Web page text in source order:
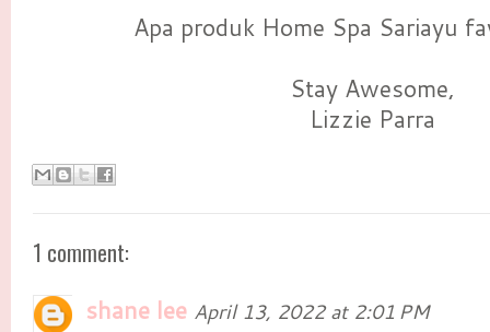
Apa produk Home Spa Sariayu
Stay Awesome,
Lizzie Parra
1 comment:
shane lee April 13, 2022 at 2:01 PM